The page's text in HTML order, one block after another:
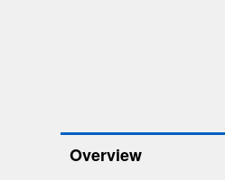
Overview